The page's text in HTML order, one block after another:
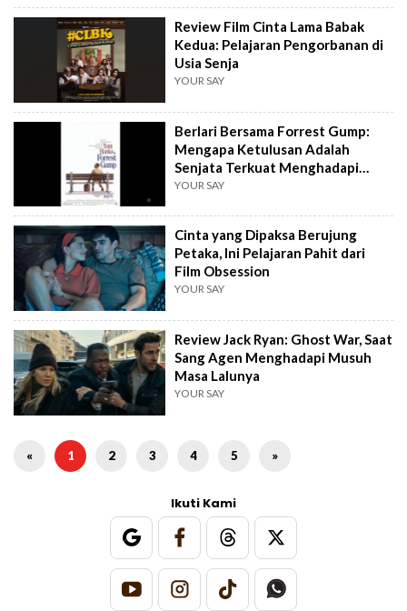
Review Film Cinta Lama Babak
Kedua: Pelajaran Pengorbanan di
Usia Senja
YOUR SAY
Berlari Bersama Forrest Gump:
Mengapa Ketulusan Adalah
Senjata Terkuat Menghadapi
Dunia yang Kejam
YOUR SAY
Cinta yang Dipaksa Berujung
Petaka, Ini Pelajaran Pahit dari
Film Obsession
YOUR SAY
Review Jack Ryan: Ghost War, Saat
Sang Agen Menghadapi Musuh
Masa Lalunya
YOUR SAY
« 1 2 3 4 5 »
Ikuti Kami